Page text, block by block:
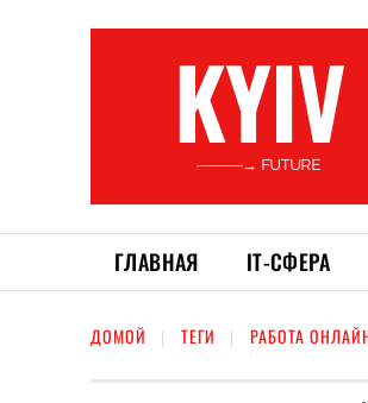
KYIV
———→ FUTURE
ГЛАВНАЯ ІТ-СФЕРА
ДОМОЙ ТЕГИ РАБОТА